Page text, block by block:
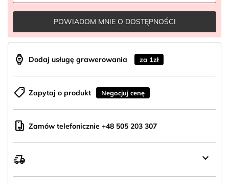
POWIADOM MNIE O DOSTĘPNOŚCI
aod_watch Dodaj usługę grawerowania za 1zł
shoppingmode Zapytaj o produkt Negocjuj cenę
mobile_hand Zamów telefonicznie +48 505 203 307
delivery_truck_speed
wysyłka
keyboard_arrow_down